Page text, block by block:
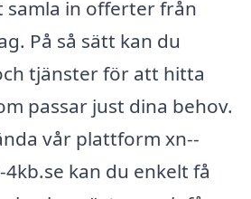
in offerter från
På så sätt kan du
tjänster för att hitta
passar just dina behov.
vår plattform xn--
kan du enkelt få